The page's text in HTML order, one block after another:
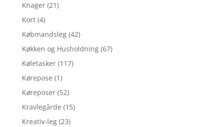
Knager (21)
Kort (4)
Købmandsleg (42)
Køkken og Husholdning (67)
Køletasker (117)
Kørepose (1)
Køreposer (52)
Kravlegårde (15)
Kreativ-leg (23)